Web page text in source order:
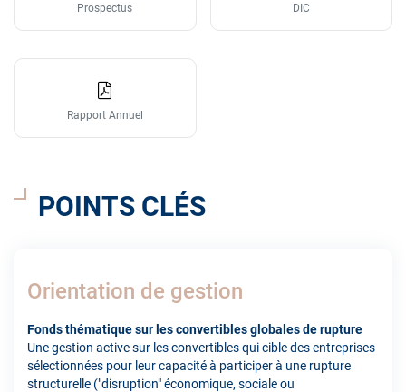
Prospectus DIC
Rapport Annuel
POINTS CLÉS
Orientation de gestion
Fonds thématique sur les convertibles globales de rupture
Une gestion active sur les convertibles qui cible des entreprises
sélectionnées pour leur capacité à participer à une rupture
structurelle ("disruption" économique, sociale ou